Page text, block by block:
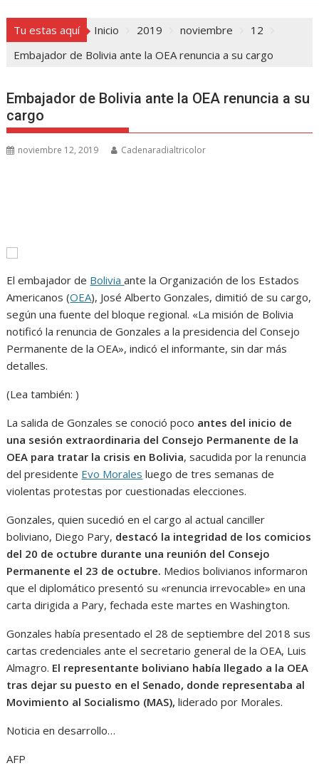
Tu estas aquí Inicio 2019 noviembre
12
Embajador de Bolivia ante la OEA renuncia a su cargo
Embajador de Bolivia ante la OEA renuncia a su
cargo
noviembre 12, 2019 Cadenaradialtricolor
El embajador de Boliviaante la Organización de los Estados
Americanos (OEA), José Alberto Gonzales, dimitió de su cargo,
según una fuente del bloque regional. «La misión de Bolivia
notificó la renuncia de Gonzales a la presidencia del Consejo
Permanente de la OEA», indicó el informante, sin dar más
detalles.
(Lea también: )
La salida de Gonzales se conoció poco antes del inicio de
una sesión extraordinaria del Consejo Permanente de la
OEA para tratar la crisis en Bolivia, sacudida por la renuncia
del presidente Evo Morales luego de tres semanas de
violentas protestas por cuestionadas elecciones.
Gonzales, quien sucedió en el cargo al actual canciller
boliviano, Diego Pary, destacó la integridad de los comicios
del 20 de octubre durante una reunión del Consejo
Permanente el 23 de octubre. Medios bolivianos informaron
que el diplomático presentó su «renuncia irrevocable» en una
carta dirigida a Pary, fechada este martes en Washington.
Gonzales había presentado el 28 de septiembre del 2018 sus
cartas credenciales ante el secretario general de la OEA, Luis
Almagro. El representante boliviano había llegado a la OEA
tras dejar su puesto en el Senado, donde representaba al
Movimiento al Socialismo (MAS), liderado por Morales.
Noticia en desarrollo…
AFP